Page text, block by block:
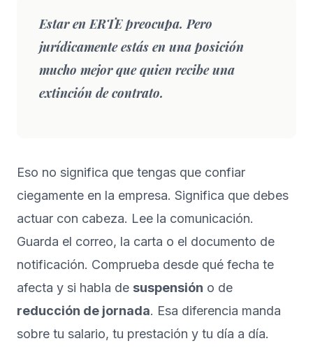
Estar en ERTE preocupa. Pero
jurídicamente estás en una posición
mucho mejor que quien recibe una
extinción de contrato.
Eso no significa que tengas que confiar
ciegamente en la empresa. Significa que debes
actuar con cabeza. Lee la comunicación.
Guarda el correo, la carta o el documento de
notificación. Comprueba desde qué fecha te
afecta y si habla de suspensión o de
reducción de jornada. Esa diferencia manda
sobre tu salario, tu prestación y tu día a día.